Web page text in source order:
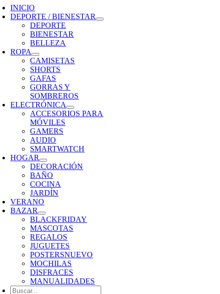
INICIO
DEPORTE / BIENESTAR
DEPORTE
BIENESTAR
BELLEZA
ROPA
CAMISETAS
SHORTS
GAFAS
GORRAS Y
SOMBREROS
ELECTRÓNICA
ACCESORIOS PARA
MÓVILES
GAMERS
AUDIO
SMARTWATCH
HOGAR
DECORACIÓN
BAÑO
COCINA
JARDÍN
VERANO
BAZAR
BLACKFRIDAY
MASCOTAS
REGALOS
JUGUETES
POSTERSNUEVO
MOCHILAS
DISFRACES
MANUALIDADES
Buscar: